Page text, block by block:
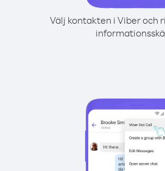
Välj kontakten i Viber och